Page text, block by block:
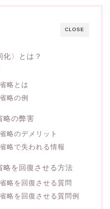
CLOSE
化〉とは？
略とは
略の例
略の弊害
略のデメリット
略で失われる情報
略を回復させる方法
略を回復させる質問
略を回復させる質問例